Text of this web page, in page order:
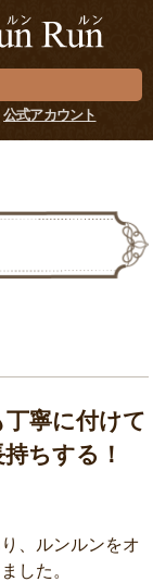
公式アカウント
寧に付けて
ちする！
、ルンルンをオ
した。